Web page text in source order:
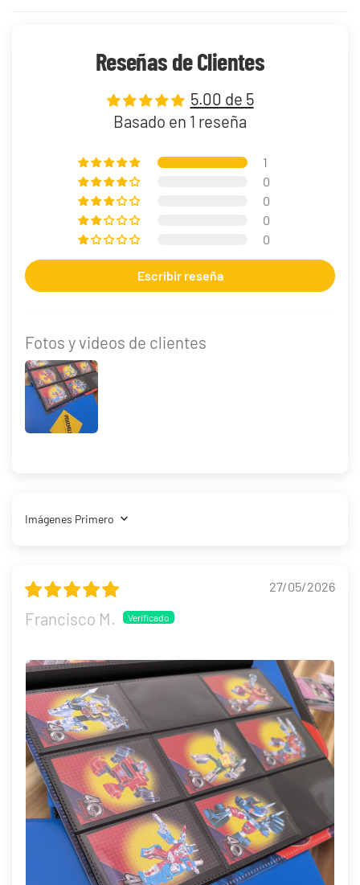
Reseñas de Clientes
5.00 de 5
Basado en 1 reseña
1
0
0
0
0
Escribir reseña
Fotos y videos de clientes
Sort by
27/05/2026
Francisco M.